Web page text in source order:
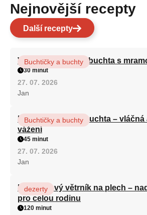
Nejnovější recepty
Další recepty
Vláčná olejová litá buchta s
Buchtičky a buchty
30 minut
27. 07. 2026
Jan
Hrnková maková buchta – vláčná
vážení
Buchtičky a buchty
45 minut
27. 07. 2026
Jan
Karamelový větrník na plech –
pro celou rodinu
dezerty
120 minut